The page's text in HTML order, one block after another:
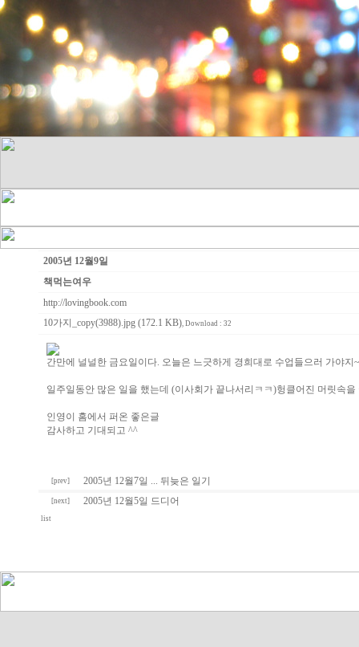
2005년 12월9일
책먹는여우
http://lovingbook.com
10가지_copy(3988).jpg (172.1 KB), Download : 32
간만에 널널한 금요일이다. 오늘은 느긋하게 경희대로 수업들으러 가야지~
일주일동안 많은 일을 했는데 (이사회가 끝나서리ㅋㅋ)헝클어진 머릿속
인영이 홈에서 퍼온 좋은글
감사하고 기대되고 ^^
[prev] 2005년 12월7일 ... 뒤늦은 일기
[next] 2005년 12월5일 드디어
list